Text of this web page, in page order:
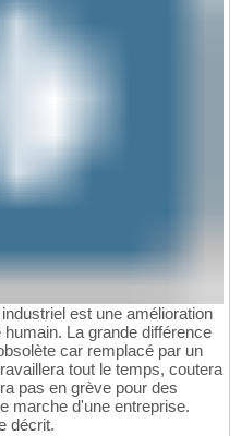
est une amélioration
La grande différence
car remplacé par un
tout le temps, coutera
pas en grève pour des
marche d'une entreprise.
décrit.